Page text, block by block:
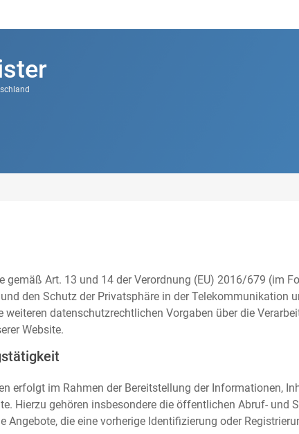
gemäß Art. 13 und 14 der Verordnung (EU) 2016/679 (im
den Schutz der Privatsphäre in der Telekommunikation
weiteren datenschutzrechtlichen Vorgaben über die
Website.
erfolgt im Rahmen der Bereitstellung der Informationen,
Hierzu gehören insbesondere die öffentlichen Abruf- und
Angebote, die eine vorherige Identifizierung oder